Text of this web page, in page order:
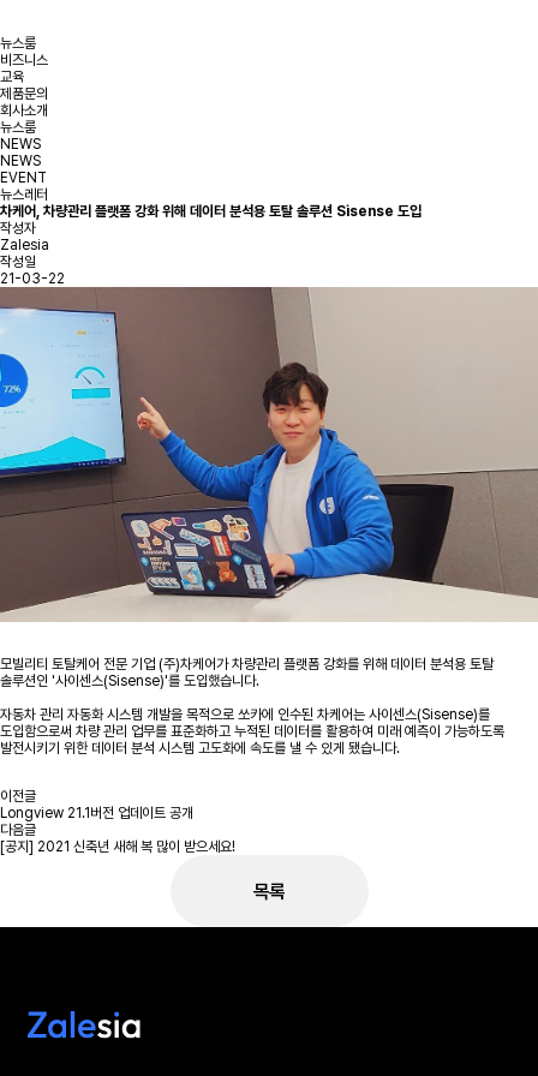
뉴스룸
비즈니스
교육
제품문의
회사소개
뉴스룸
NEWS
NEWS
EVENT
뉴스레터
차케어, 차량관리 플랫폼 강화 위해 데이터 분석용 토탈 솔루션 Sisense 도입
작성자
Zalesia
작성일
21-03-22
모빌리티 토탈케어 전문 기업 (주)차케어가 차량관리 플랫폼 강화를 위해 데이터 분석용 토탈
솔루션인 '사이센스(Sisense)'를 도입했습니다.
자동차 관리 자동화 시스템 개발을 목적으로 쏘카에 인수된 차케어는 사이센스(Sisense)를
도입함으로써 차량 관리 업무를 표준화하고 누적된 데이터를 활용하여 미래 예측이 가능하도록
발전시키기 위한 데이터 분석 시스템 고도화에 속도를 낼 수 있게 됐습니다.
이전글
Longview 21.1버전 업데이트 공개
다음글
[공지] 2021 신축년 새해 복 많이 받으세요!
목록